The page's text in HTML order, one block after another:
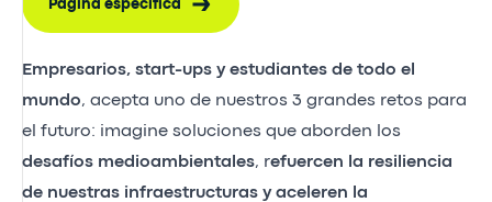
Página específica
Empresarios, start-ups y estudiantes de todo el
mundo, acepta uno de nuestros 3 grandes retos para
el futuro: imagine soluciones que aborden los
desafíos medioambientales, refuercen la resiliencia
de nuestras infraestructuras y aceleren la